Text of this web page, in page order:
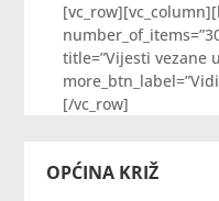
OPĆINA KRIŽ
title=”Vijesti vezane
[/vc_row]